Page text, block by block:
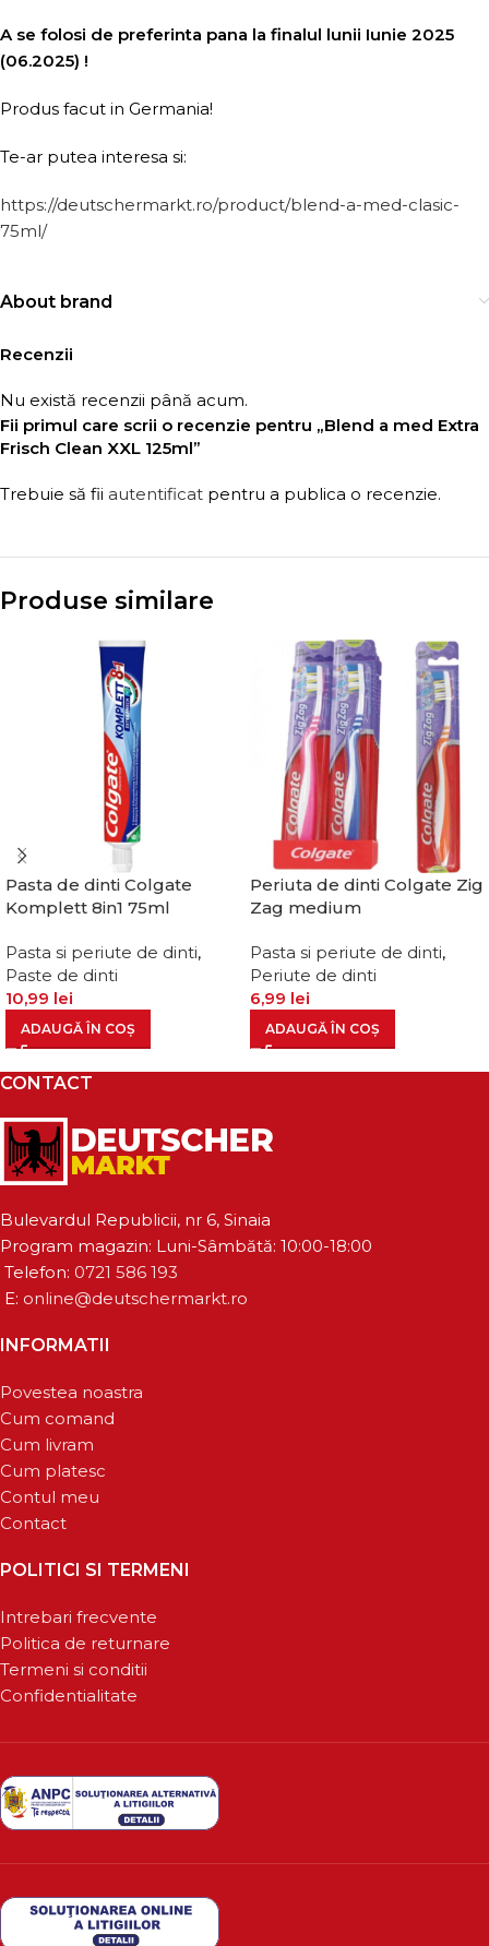
A se folosi de preferinta pana la finalul lunii Iunie 2025
(06.2025) !
Produs facut in Germania!
Te-ar putea interesa si:
https://deutschermarkt.ro/product/blend-a-med-clasic-
75ml/
About brand
Recenzii
Nu există recenzii până acum.
Fii primul care scrii o recenzie pentru „Blend a med Extra
Frisch Clean XXL 125ml”
Trebuie să fii autentificat pentru a publica o recenzie.
Produse similare
Pasta de dinti Colgate
Komplett 8in1 75ml
Pasta si periute de dinti,
Paste de dinti
10,99 lei
ADAUGĂ ÎN COȘ
Periuta de dinti Colgate Zig
Zag medium
Pasta si periute de dinti,
Periute de dinti
6,99 lei
ADAUGĂ ÎN COȘ
CONTACT
Bulevardul Republicii, nr 6, Sinaia
Program magazin: Luni-Sâmbătă: 10:00-18:00
Telefon: 0721 586 193
E: online@deutschermarkt.ro
INFORMATII
Povestea noastra
Cum comand
Cum livram
Cum platesc
Contul meu
Contact
POLITICI SI TERMENI
Intrebari frecvente
Politica de returnare
Termeni si conditii
Confidentialitate